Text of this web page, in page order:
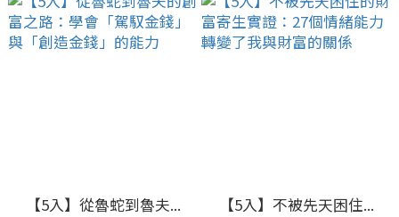
【5入】從魯蛇到魯夫... 【5入】不被先天困住...